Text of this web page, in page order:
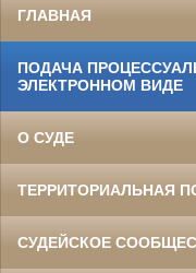
ГЛАВНАЯ
ПОДАЧА
ЭЛЕКТРОННОМ ВИДЕ
О СУДЕ
ТЕРРИТОРИАЛЬНАЯ
СУДЕЙСКОЕ